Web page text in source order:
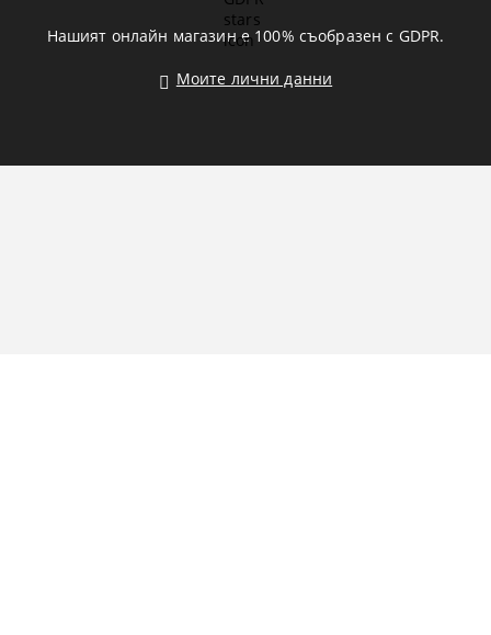
Нашият онлайн магазин е 100% съобразен с GDPR.
Моите лични данни